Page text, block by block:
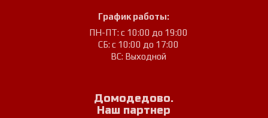
График работы:
ПН-ПТ: с 10:00 до 19:00
СБ: с 10:00 до 17:00
ВС: Выходной
Домодедово.
Наш партнер